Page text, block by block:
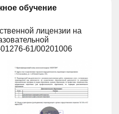
обучение
лицензии на
61/00201006